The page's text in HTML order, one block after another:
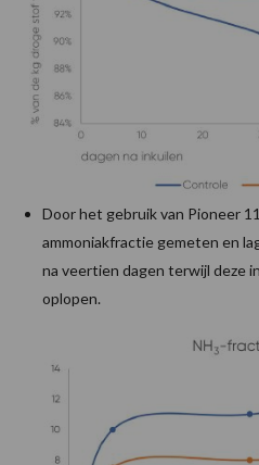
Door het gebruik van Pioneer
ammoniakfractie gemeten en
na veertien dagen terwijl deze
oplopen.